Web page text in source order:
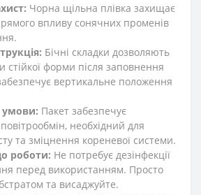
Чорна щільна плівка захищає
впливу сонячних променів
Бічні складки дозволяють
стійкої форми після заповнення
вертикальне положення
умови: Пакет забезпечує
необхідний для
та зміцнення кореневої системи.
роботи: Не потребує дезінфекції
перед використанням. Просто
та висаджуйте.